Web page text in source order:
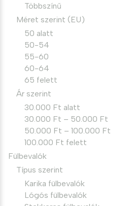
Többszínű
Méret szerint (EU)
50 alatt
50-54
55-60
60-64
65 felett
Ár szerint
30.000 Ft alatt
30.000 Ft – 50.000 Ft
50.000 Ft – 100.000 Ft
100.000 Ft felett
Fülbevalók
Típus szerint
Karika fülbevalók
Lógós fülbevalók